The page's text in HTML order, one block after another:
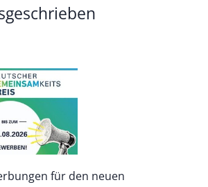
für den neuen